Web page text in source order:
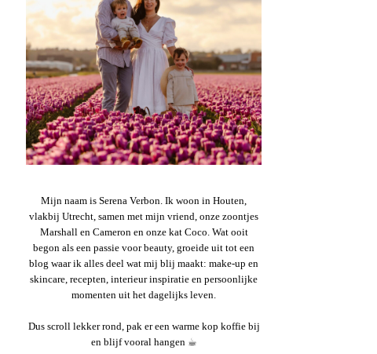
Mijn naam is Serena Verbon. Ik woon in Houten,
vlakbij Utrecht, samen met mijn vriend, onze zoontjes
Marshall en Cameron en onze kat Coco. Wat ooit
begon als een passie voor beauty, groeide uit tot een
blog waar ik alles deel wat mij blij maakt: make-up en
skincare, recepten, interieur inspiratie en persoonlijke
momenten uit het dagelijks leven.
Dus scroll lekker rond, pak er een warme kop koffie bij
en blijf vooral hangen ☕︎